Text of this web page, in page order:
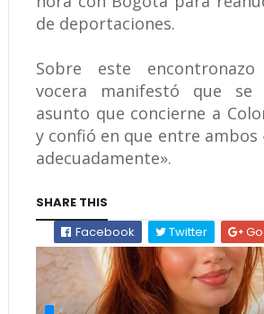
de deportaciones.
Sobre este
vocera manifestó que
asunto que concierne a
y confió en que entre ambos
adecuadamente».
SHARE THIS
Facebook
Twitter